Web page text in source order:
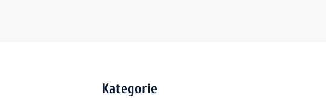
Kategorie